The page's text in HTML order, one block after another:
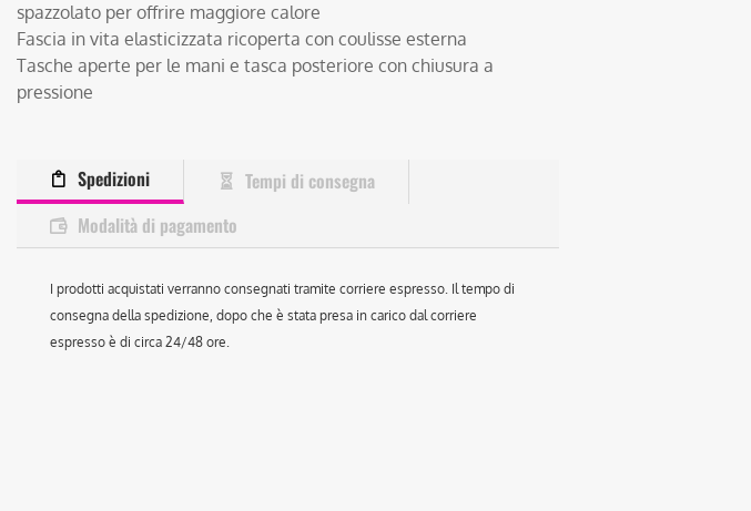
spazzolato per offrire maggiore calore
Fascia in vita elasticizzata ricoperta con coulisse esterna
Tasche aperte per le mani e tasca posteriore con chiusura a
pressione
Spedizioni
Tempi di consegna
Modalità di pagamento
I prodotti acquistati verranno consegnati tramite corriere espresso. Il tempo di
consegna della spedizione, dopo che è stata presa in carico dal corriere
espresso è di circa 24/48 ore.